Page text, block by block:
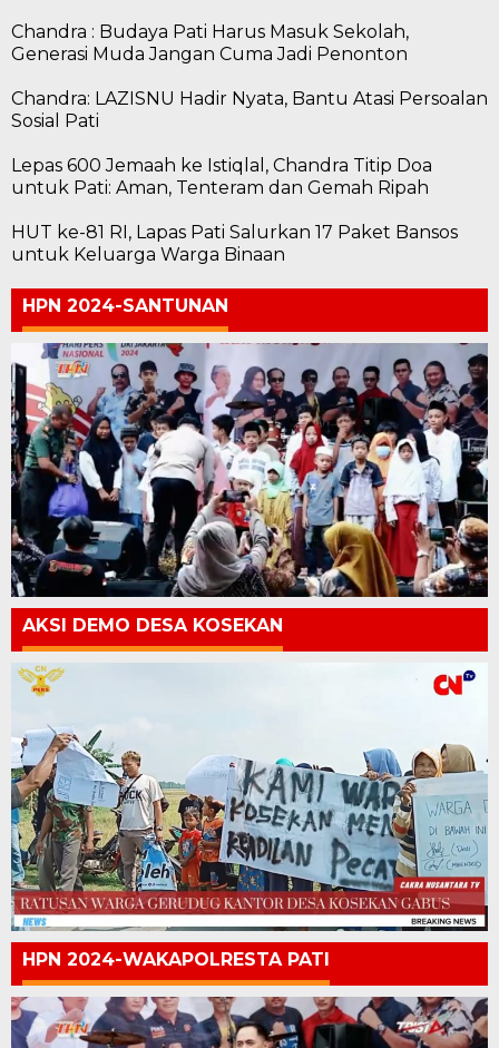
Chandra : Budaya Pati Harus Masuk Sekolah,
Generasi Muda Jangan Cuma Jadi Penonton
Chandra: LAZISNU Hadir Nyata, Bantu Atasi Persoalan
Sosial Pati
Lepas 600 Jemaah ke Istiqlal, Chandra Titip Doa
untuk Pati: Aman, Tenteram dan Gemah Ripah
HUT ke-81 RI, Lapas Pati Salurkan 17 Paket Bansos
untuk Keluarga Warga Binaan
HPN 2024-SANTUNAN
AKSI DEMO DESA KOSEKAN
HPN 2024-WAKAPOLRESTA PATI